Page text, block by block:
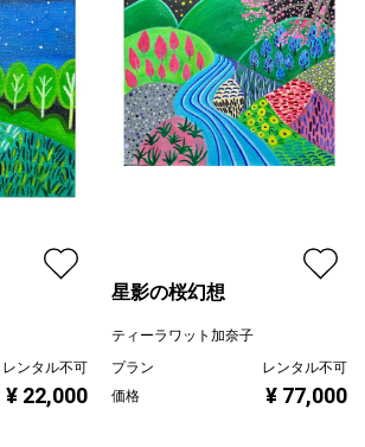
レンタル不可
¥ 22,000
星影の桜幻想
ティーラワット加奈子
プラン
レンタル不可
価格
¥ 77,000